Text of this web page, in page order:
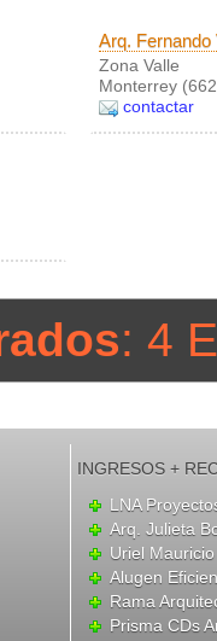
Arq. Fernando
Zona Valle
Monterrey
contactar
: 4
INGRESOS +
LNA
Arq. Julieta
Uriel
Alugen
Rama
Prisma CDs